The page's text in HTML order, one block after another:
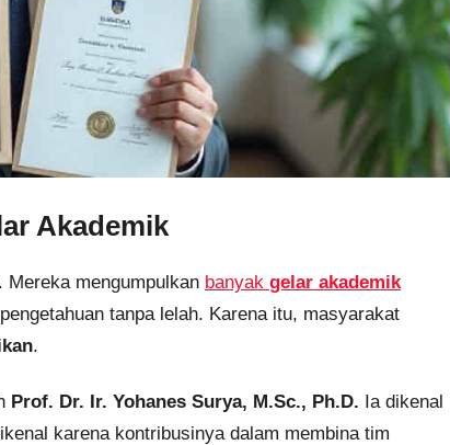
Akademik
Mereka mengumpulkan banyak gelar akademik
tanpa lelah. Karena itu, masyarakat
.
Prof. Dr. Ir. Yohanes Surya, M.Sc., Ph.D. Ia dikenal
karena kontribusinya dalam membina tim